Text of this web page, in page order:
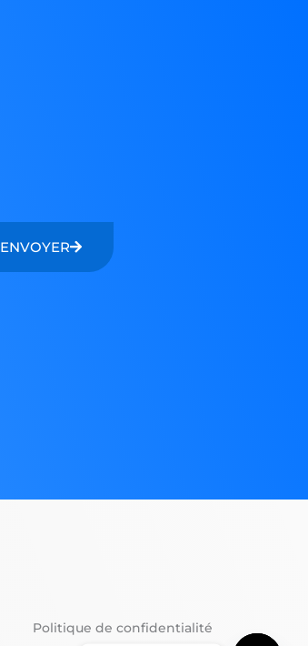
ENVOYER
Politique de confidentialité